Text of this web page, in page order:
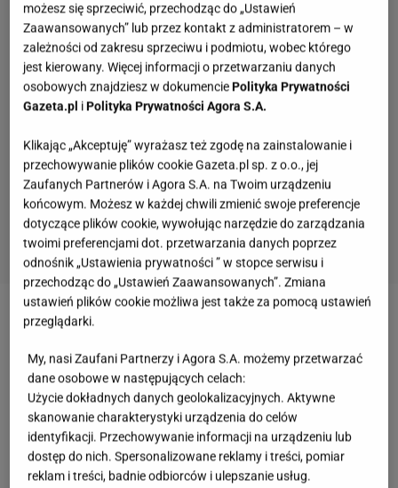
Zobacz wideo
Co zrobić z nadmiarem szparagów? Reszta tylko
podkreśla ich smak
Zupa krem opiera się na niewielkiej liczbie
możesz się sprzeciwić, przechodząc do „Ustawień
Zaawansowanych” lub przez kontakt z administratorem – w
zależności od zakresu sprzeciwu i podmiotu, wobec którego
jest kierowany. Więcej informacji o przetwarzaniu danych
osobowych znajdziesz w dokumenciePolityka Prywatności
Gazeta.pl iPolityka Prywatności Agora S.A.
Klikając „Akceptuję” wyrażasz też zgodę na zainstalowanie i
przechowywanie plików cookie Gazeta.pl sp. z o.o., jej
Zaufanych Partnerów i Agora S.A. na Twoim urządzeniu
końcowym. Możesz w każdej chwili zmienić swoje preferencje
dotyczące plików cookie, wywołując narzędzie do zarządzania
twoimi preferencjami dot. przetwarzania danych poprzez
odnośnik „Ustawienia prywatności ” w stopce serwisu i
przechodząc do „Ustawień Zaawansowanych”. Zmiana
ustawień plików cookie możliwa jest także za pomocą ustawień
przeglądarki.
My, nasi Zaufani Partnerzy i Agora S.A. możemy przetwarzać
dane osobowe w następujących celach:
Użycie dokładnych danych geolokalizacyjnych. Aktywne
skanowanie charakterystyki urządzenia do celów
identyfikacji. Przechowywanie informacji na urządzeniu lub
dostęp do nich. Spersonalizowane reklamy i treści, pomiar
reklam i treści, badnie odbiorców i ulepszanie usług.